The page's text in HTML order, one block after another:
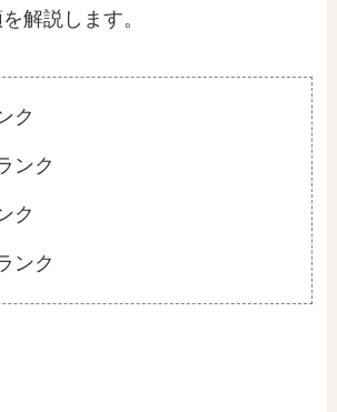
解説します。
ク
ンク
ク
ンク